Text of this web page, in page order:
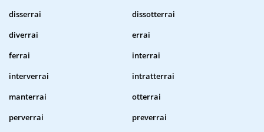
disserrai
dissotterrai
diverrai
errai
ferrai
interrai
interverrai
intratterrai
manterrai
otterrai
perverrai
preverrai